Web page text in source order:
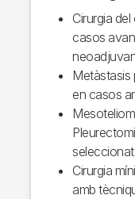
Cirurgia
casos
Metàstasis
en casos
Cirurgia
amb